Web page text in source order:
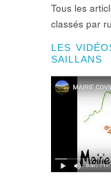
Tous les
classés par
LES
SAILLANS